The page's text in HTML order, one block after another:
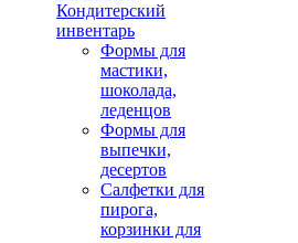
Кондитерский
инвентарь
Формы для
мастики,
шоколада,
леденцов
Формы для
выпечки,
десертов
Салфетки для
пирога,
корзинки для